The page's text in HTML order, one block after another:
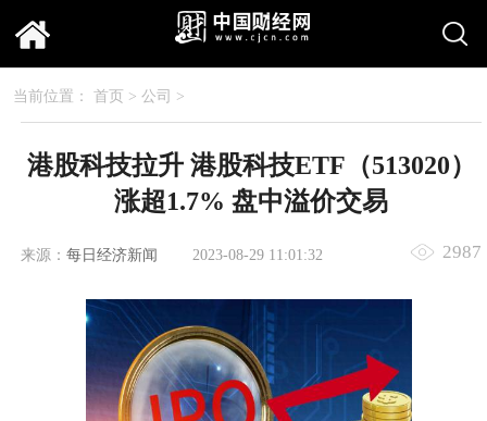
当前位置： 首页 > 公司 >
港股科技拉升 港股科技ETF（513020）
涨超1.7% 盘中溢价交易
来源： 每日经济新闻 2023-08-29 11:01:32 2987